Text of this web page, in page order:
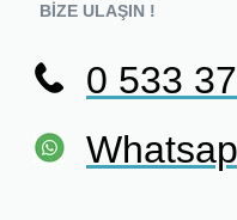
BİZE ULAŞIN !
0 533